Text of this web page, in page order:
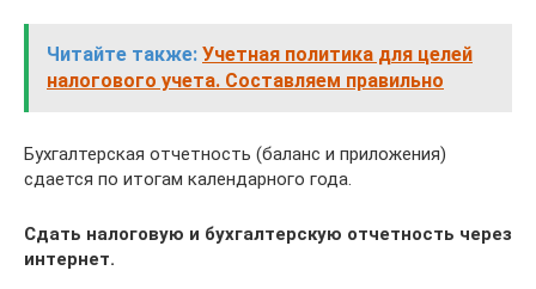
Читайте также: Учетная политика для целей
налогового учета. Составляем правильно
Бухгалтерская отчетность (баланс и приложения)
сдается по итогам календарного года.
Сдать налоговую и бухгалтерскую отчетность через
интернет.